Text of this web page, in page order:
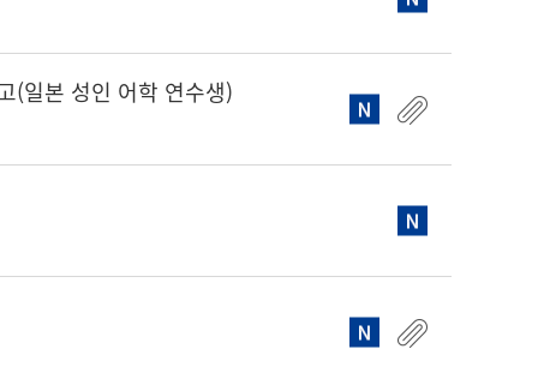
(일본 성인 어학 연수생)